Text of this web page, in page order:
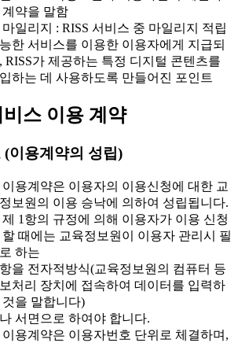
계약을 말함
일리지 : RISS 서비스 중 마일리지 적립
한 서비스를 이용한 이용자에게 지급되
RISS가 제공하는 특정 디지털 콘텐츠를
하는 데 사용하도록 만들어진 포인트
스 이용 계약
(이용계약의 성립)
용계약은 이용자의 이용신청에 대한 교
보원의 이용 승낙에 의하여 성립됩니다.
1항의 규정에 의해 이용자가 이용 신청
할 때에는 교육정보원이 이용자 관리시 필
하는
을 전자적방식(교육정보원의 컴퓨터 등
처리 장치에 접속하여 데이터를 입력하
것을 말합니다)
서면으로 하여야 합니다.
용계약은 이용자번호 단위로 체결하며,